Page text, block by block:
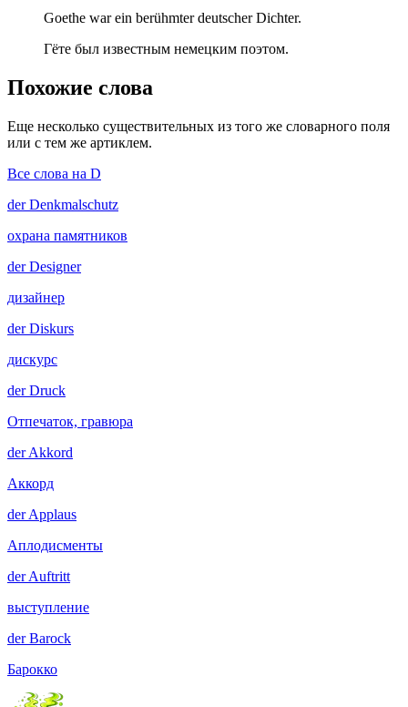
Goethe war ein berühmter deutscher Dichter.
Гёте был известным немецким поэтом.
Похожие слова
Еще несколько существительных из того же словарного поля
или с тем же артиклем.
Все слова на D
derDenkmalschutz
охрана памятников
derDesigner
дизайнер
derDiskurs
дискурс
derDruck
Отпечаток, гравюра
derAkkord
Аккорд
derApplaus
Аплодисменты
derAuftritt
выступление
derBarock
Барокко